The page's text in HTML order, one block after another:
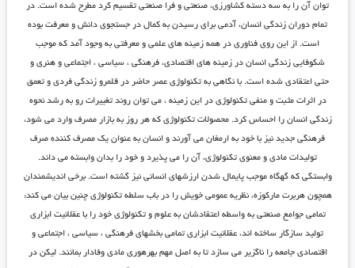
توان آن را به سه دسته کشاورزی، صنعتی و فرا صنعتی تقسیم کرد مطرح شده است. در
تمام دوران زندگی انسان، آدمی برای رسیدن به کمال در جستجوی دانش و معرفت بوده
است. از این روی فناوری در همه زمینه های علمی و معرفتی به وجود آمد که موجب
شکوفایی زندگی انسان در زمینه های اقتصادی، فرهنگی ، سیاسی ، اجتماعی و هنری و
حتی اعتقادی شده است. با نگاهی به تکنولوژی عصر حاضر در قلمرو زندگی فردی و تعمق
در اثرات مثبت و منفی تکنولوژی در این زمینه ، می توان روند تغییرات رو به رشد نحوه
زندگی انسان را احساس کرد. محصولات تکنولوژی که هر روز به بازار مصرف وارد می شود،
فرهنگی جدید نیز با خود به ارمغان می آورند و انسان به عنوان یک مصرف کننده صرف
تولیدات مادی و معنوی تکنولوژی، آن را می پذیرد و خود را بدان وابسته می داند.
وابستگی که گهگاه موجب پایمال شدن ارزشهای انسانی نیز گشته است. برخی اندیشمندان
همچون هربرت مارکوزه، نظریه عمومی خویش را در باب سلطه تکنولوژی چنین بیان می کند:
تمامی جوامع صنعتی به واسطه اعتقادشان به علوم و تکنولوژی خود را با عقلانیت ابزاری
تولید سازگار ساخته اند، عقلانیت ابزاری تمامی بخشهای فرهنگی ، سیاسی ، اجتماعی و
اقتصادی جامعه را ناگزیر می سازد تا به اصل مهم بهرهوری مادی وفادار بمانند. لیکن در